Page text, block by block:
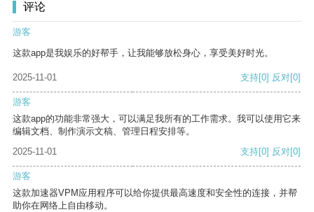
评论
游客
这款app是我娱乐的好帮手，让我能够放松身心，享受美好时光。
2025-11-01 支持[0] 反对[0]
游客
这款app的功能非常强大，可以满足我所有的工作需求。我可以使用它来
编辑文档、制作演示文稿、管理日程安排等。
2025-11-01
支持[0] 反对[0]
游客
这款加速器VPM应用程序可以给你提供最高速度和安全性的连接，并帮
助你在网络上自由移动。